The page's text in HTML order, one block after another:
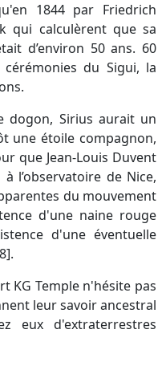
1844 par Friedrich
qui calculèrent que sa
d’environ 50 ans. 60
du Sigui, la
dogon, Sirius aurait un
une étoile compagnon,
que Jean-Louis Duvent
l’observatoire de Nice,
du mouvement
d'une naine rouge
d'une éventuelle
KG Temple n'hésite pas
leur savoir ancestral
eux d'extraterrestres